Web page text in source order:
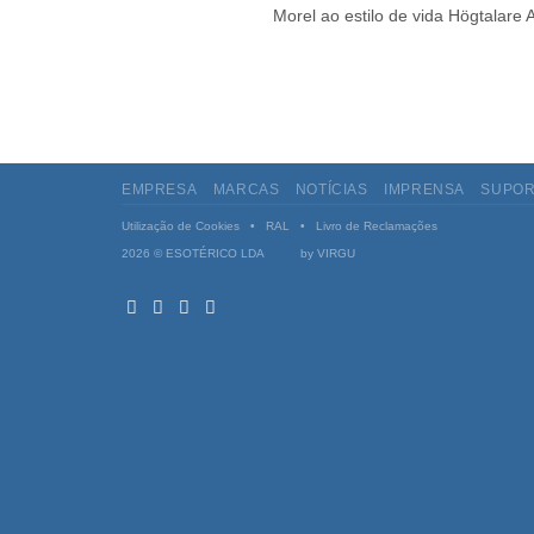
Morel ao estilo de vida Högtalare
EMPRESA MARCAS NOTÍCIAS IMPRENSA
Utilização de Cookies • RAL • Livro de Reclamações
2026 © ESOTÉRICO LDA by VIRGU